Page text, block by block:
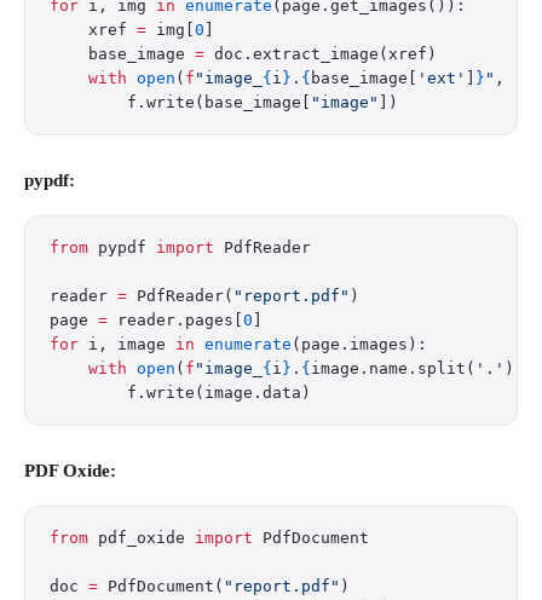
for i, img in enumerate (page.get_images()):
    xref
= img[ 0
    base_image
= doc.extract_image(xref)
    with
open ( f "image_ { i } . { base_image[ 'ext' } " ,
        f.write(base_image[
"image" ])
pypdf:
from pypdf import PdfReader
reader = PdfReader( "report.pdf" )
page = reader.pages[ 0
for i, image in enumerate (page.images):
    with
open ( f "image_ { i } . { image.name.split( '.' )[
        f.write(image.data)
PDF Oxide:
from pdf_oxide import PdfDocument
doc = PdfDocument( "report.pdf" )